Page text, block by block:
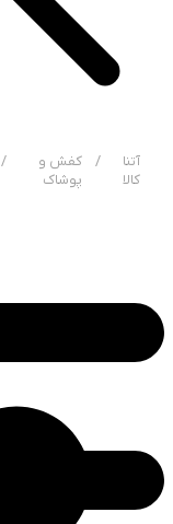
آتنا
کالا
/
کفش و
پوشاک
/